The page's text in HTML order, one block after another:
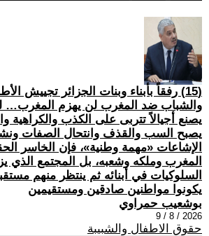
(15) رفقاً بأبناء وبنات الجزائر تجييش
والشباب ضد المغرب لن يهزم المغرب…
يصنع أجيالاً تتربى على الكذب والكراهية
يصبح السب والقذف وانتحال الصفات
الإشاعات «مهمة وطنية»، فإن الخاسر
المغرب وملكه وشعبه، بل المجتمع الذي
السلوكيات في أبنائه ثم ينتظر منهم
يكونوا مواطنين صادقين ومستقيمين
بوشعيب حمراوي
2026 / 8 / 9
حقوق الاطفال والشبيبة